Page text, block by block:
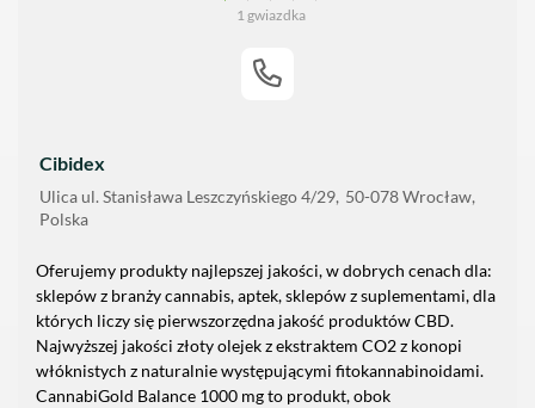
1 gwiazdka
Cibidex
Ulica ul. Stanisława Leszczyńskiego 4/29 50-078Wrocław
Polska
Oferujemy produkty najlepszej jakości, w dobrych cenach dla:
sklepów z branży cannabis, aptek, sklepów z suplementami, dla
których liczy się pierwszorzędna jakość produktów CBD.
Najwyższej jakości złoty olejek z ekstraktem CO2 z konopi
włóknistych z naturalnie występującymi fitokannabinoidami.
CannabiGold Balance 1000 mg to produkt, obok